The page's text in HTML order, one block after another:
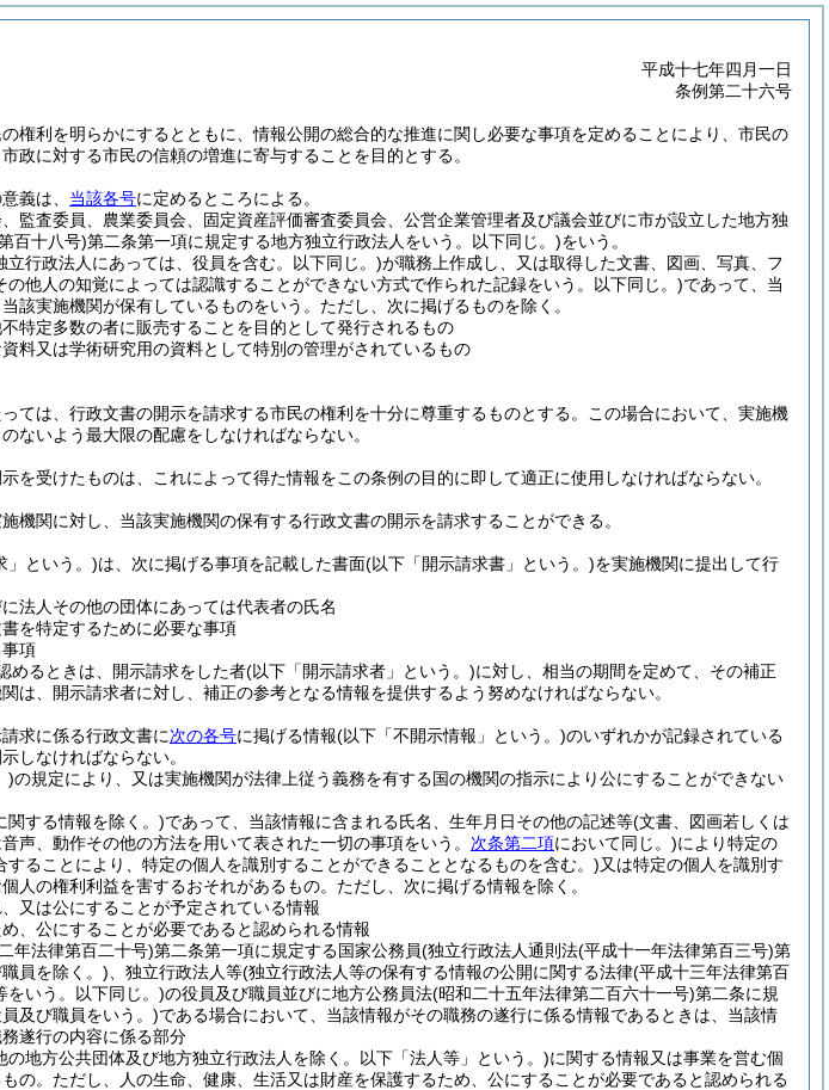
平成十七年四月一日
条例第二十六号
権利を明らかにするとともに、情報公開の総合的な推進に関し必要な事項を定めることにより、市民の
政に対する市民の信頼の増進に寄与することを目的とする。
義は、 当該各号に定めるところによる。
査委員、農業委員会、固定資産評価審査委員会、公営企業管理者及び議会並びに市が設立した地方独
百十八号)第二条第一項に規定する地方独立行政法人をいう。以下同じ。)をいう。
立行政法人にあっては、役員を含む。以下同じ。)が職務上作成し、又は取得した文書、図画、写真、フ
の他人の知覚によっては認識することができない方式で作られた記録をいう。以下同じ。)であって、当
該実施機関が保有しているものをいう。 ただし、次に掲げるものを除く。
特定多数の者に販売することを目的として発行されるもの
料又は学術研究用の資料として特別の管理がされているもの
ては、行政文書の開示を請求する市民の権利を十分に尊重するものとする。
この場合において、実施機
ないよう最大限の配慮をしなければならない。
を受けたものは、これによって得た情報をこの条例の目的に即して適正に使用しなければならない。
機関に対し、当該実施機関の保有する行政文書の開示を請求することができる。
」という。)は、次に掲げる事項を記載した書面(以下「開示請求書」という。)を実施機関に提出して行
法人その他の団体にあっては代表者の氏名
を特定するために必要な事項
項
めるときは、開示請求をした者(以下「開示請求者」という。)に対し、相当の期間を定めて、その補正
は、開示請求者に対し、補正の参考となる情報を提供するよう努めなければならない。
求に係る行政文書に次の各号に掲げる情報(以下「不開示情報」という。)のいずれかが記録されている
しなければならない。
)の規定により、又は実施機関が法律上従う義務を有する国の機関の指示により公にすることができない
関する情報を除く。)であって、当該情報に含まれる氏名、生年月日その他の記述等(文書、図画若しくは
声、動作その他の方法を用いて表された一切の事項をいう。 次条第二項において同じ。)により特定の
することにより、特定の個人を識別することができることとなるものを含む。)又は特定の個人を識別す
人の権利利益を害するおそれがあるもの。 ただし、次に掲げる情報を除く。
又は公にすることが予定されている情報
、公にすることが必要であると認められる情報
年法律第百二十号)第二条第一項に規定する国家公務員(独立行政法人通則法(平成十一年法律第百三号)第
員を除く。) 、独立行政法人等(独立行政法人等の保有する情報の公開に関する法律(平成十三年法律第百
をいう。以下同じ。)の役員及び職員並びに地方公務員法(昭和二十五年法律第二百六十一号)第二条に規
及び職員をいう。)である場合において、当該情報がその職務の遂行に係る情報であるときは、当該情
遂行の内容に係る部分
地方公共団体及び地方独立行政法人を除く。以下「法人等」という。)に関する情報又は事業を営む個
の。 ただし、人の生命、健康、生活又は財産を保護するため、公にすることが必要であると認められる